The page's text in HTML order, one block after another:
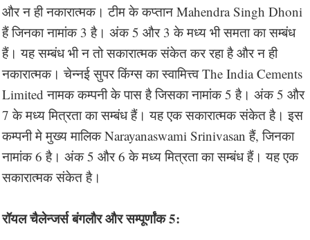
और न ही नकारात्मक। टीम के कप्तान Mahendra Singh Dhoni
हैं जिनका नामांक 3 है। अंक 5 और 3 के मध्य भी समता का सम्बंध
हैं। यह सम्बंध भी न तो सकारात्मक संकेत कर रहा है और न ही
नकारात्मक। चेन्नई सुपर किंग्स का स्वामित्त्व The India Cements
Limited नामक कम्पनी के पास है जिसका नामांक 5 है। अंक 5 और
7 के मध्य मित्रता का सम्बंध हैं। यह एक सकारात्मक संकेत है। इस
कम्पनी मे मुख्य मालिक Narayanaswami Srinivasan हैं, जिनका
नामांक 6 है। अंक 5 और 6 के मध्य मित्रता का सम्बंध हैं। यह एक
सकारात्मक संकेत है।
रॉयल चैलेन्जर्स बंगलौर और सम्पूर्णांक 5: